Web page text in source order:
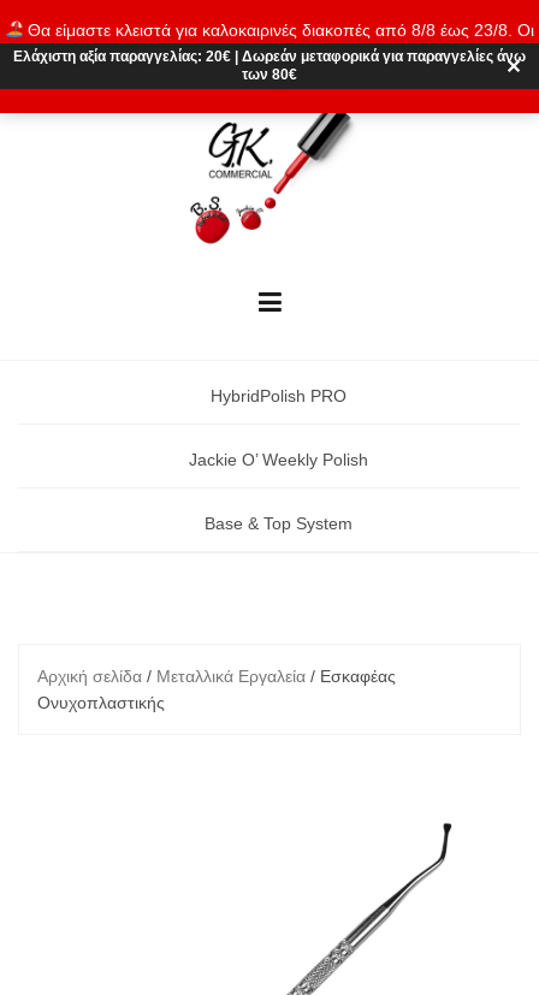
Θα είμαστε κλειστά για καλοκαιρινές διακοπές από 8/8 έως 23/8. Οι
παραγγελίες θα εκτελούνται ξανά από 24/8. Καλό καλοκαίρι!
Απόρριψη
to
content
Ελάχιστη αξία παραγγελίας: 20€ Δωρεάν μεταφορικά για παραγγελίες άνω
των 80€
✕
HybridPolish PRO
Jackie O’ Weekly Polish
Base & Top System
Αρχική σελίδα / Μεταλλικά Εργαλεία / Εσκαφέας
Ονυχοπλαστικής